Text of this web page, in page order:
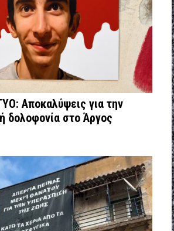
Αποκαλύψεις για την
δολοφονία στο Άργος